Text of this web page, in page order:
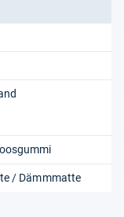
/ Dämmmatte